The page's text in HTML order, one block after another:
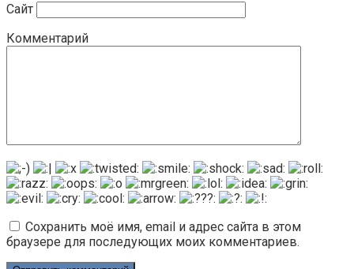
Сайт
Комментарий
Сохранить моё имя, email и адрес сайта в этом
браузере для последующих моих комментариев.